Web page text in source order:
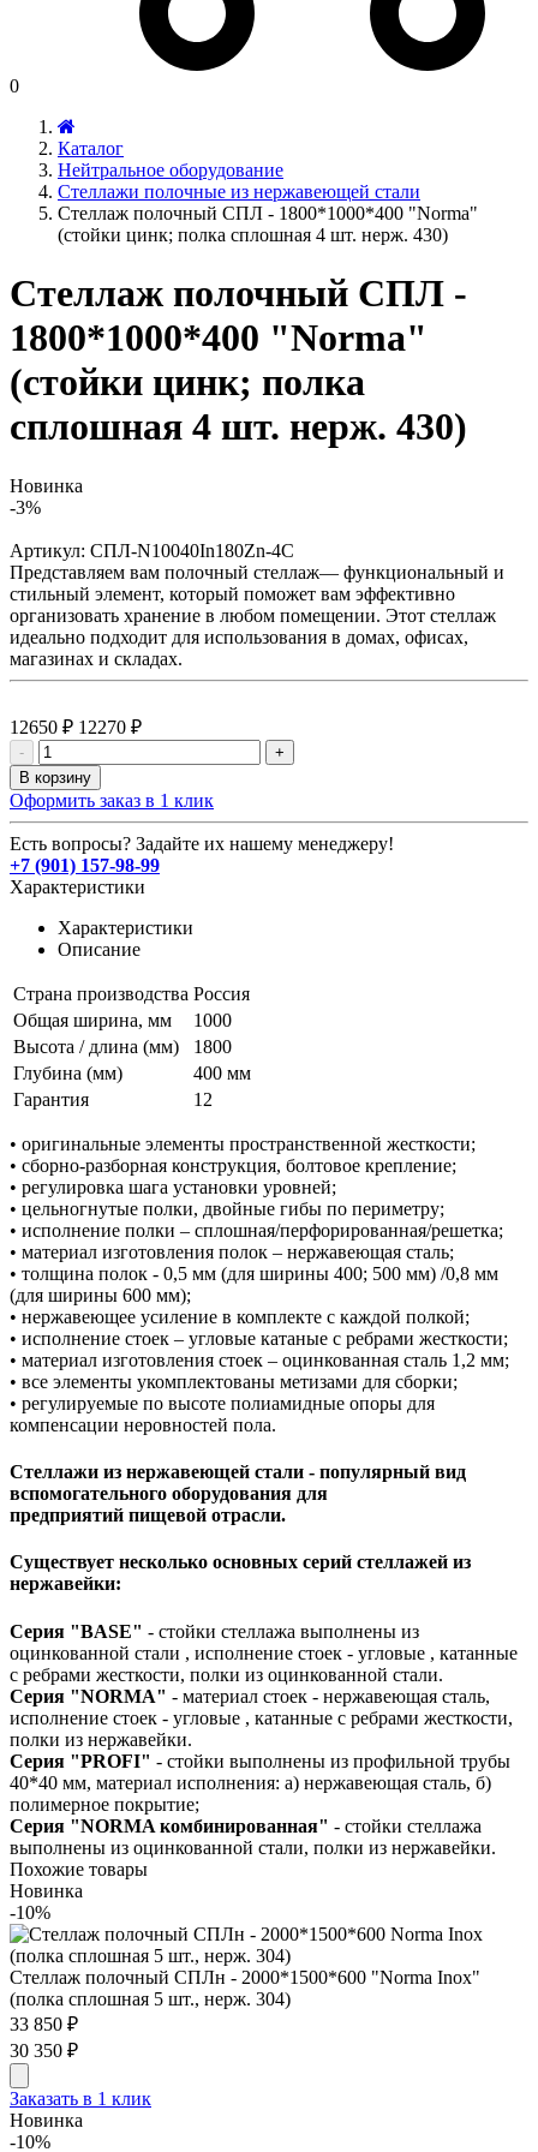
0
Каталог
Нейтральное оборудование
Стеллажи полочные из нержавеющей стали
Стеллаж полочный СПЛ - 1800*1000*400 "Norma"
(стойки цинк; полка сплошная 4 шт. нерж. 430)
Стеллаж полочный СПЛ -
1800*1000*400 "Norma"
(стойки цинк; полка
сплошная 4 шт. нерж. 430)
Новинка
-3%
Артикул: СПЛ-N10040In180Zn-4С
Представляем вам полочный стеллаж— функциональный и
стильный элемент, который поможет вам эффективно
организовать хранение в любом помещении. Этот стеллаж
идеально подходит для использования в домах, офисах,
магазинах и складах.
12650 ₽ 12270 ₽
-
+
В корзину
Оформить заказ в 1 клик
Есть вопросы? Задайте их нашему менеджеру!
+7 (901) 157-98-99
Характеристики
Характеристики
Описание
Страна производства Россия
Общая ширина, мм
1000
Высота / длина (мм)
1800
Глубина (мм)
400 мм
Гарантия
12
• оригинальные элементы пространственной жесткости;
• сборно-разборная конструкция, болтовое крепление;
• регулировка шага установки уровней;
• цельногнутые полки, двойные гибы по периметру;
• исполнение полки – сплошная/перфорированная/решетка;
• материал изготовления полок – нержавеющая сталь;
• толщина полок - 0,5 мм (для ширины 400; 500 мм) /0,8 мм
(для ширины 600 мм);
• нержавеющее усиление в комплекте с каждой полкой;
• исполнение стоек – угловые катаные с ребрами жесткости;
• материал изготовления стоек – оцинкованная сталь 1,2 мм;
• все элементы укомплектованы метизами для сборки;
• регулируемые по высоте полиамидные опоры для
компенсации неровностей пола.
Стеллажи из нержавеющей стали - популярный вид
вспомогательного оборудования для
предприятий пищевой отрасли.
Существует несколько основных серий стеллажей из
нержавейки:
Серия "BASE" - стойки стеллажа выполнены из
оцинкованной стали , исполнение стоек - угловые , катанные
с ребрами жесткости, полки из оцинкованной стали.
Серия "NORMA" - материал стоек - нержавеющая сталь,
исполнение стоек - угловые , катанные с ребрами жесткости,
полки из нержавейки.
Серия "PROFI" - стойки выполнены из профильной трубы
40*40 мм, материал исполнения: а) нержавеющая сталь, б)
полимерное покрытие;
Серия "NORMA комбинированная" - стойки стеллажа
выполнены из оцинкованной стали, полки из нержавейки.
Похожие товары
Новинка
-10%
Стеллаж полочный СПЛн - 2000*1500*600 "Norma Inox"
(полка сплошная 5 шт., нерж. 304)
33 850 ₽
30 350 ₽
Заказать в 1 клик
Новинка
-10%